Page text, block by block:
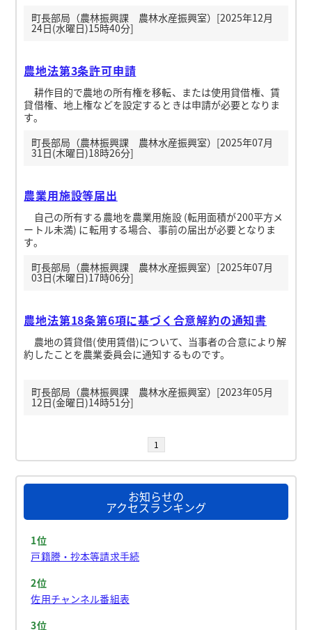
町長部局（農林振興課 農林水産振興室）[2025年12月
24日(水曜日)15時40分]
農地法第3条許可申請
耕作目的で農地の所有権を移転、または使用貸借権、賃
貸借権、地上権などを設定するときは申請が必要となりま
す。
町長部局（農林振興課 農林水産振興室）[2025年07月
31日(木曜日)18時26分]
農業用施設等届出
自己の所有する農地を農業用施設 (転用面積が200平方メ
ートル未満) に転用する場合、事前の届出が必要となりま
す。
町長部局（農林振興課 農林水産振興室）[2025年07月
03日(木曜日)17時06分]
農地法第18条第6項に基づく合意解約の通知書
農地の賃貸借(使用賃借)について、当事者の合意により解
約したことを農業委員会に通知するものです。
町長部局（農林振興課 農林水産振興室）[2023年05月
12日(金曜日)14時51分]
1
お知らせの
アクセスランキング
1位
戸籍謄・抄本等請求手続
2位
佐用チャンネル番組表
3位